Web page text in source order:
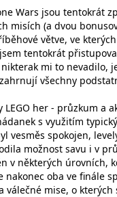
Wars jsou tentokrát
misích (a dvou
větve, ve
tentokrát
mi to nevadilo,
všechny
her - průzkum a
s využitím
vesměs spokojen,
možnost savu i v
v některých úrovních,
nakonec oba ve finále
válečné mise, o